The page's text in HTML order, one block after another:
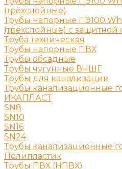
(трёхслойные)
Трубы напорные ПЭ100
(трёхслойные) с защитной
Труба техническая
Трубы напорные ПВХ
Трубы обсадные
Трубы чугунные ВЧШГ
Трубы для канализации
Трубы канализационные
ИКАПЛАСТ
SN8
SN10
SN16
SN24
Трубы канализационные
Полипластик
Трубы ПВХ (НПВХ)